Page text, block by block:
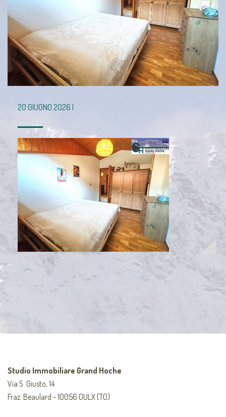
20 GIUGNO 2026 |
Studio Immobiliare Grand Hoche
Via S. Giusto, 14
Fraz. Beaulard - 10056 OULX (TO)